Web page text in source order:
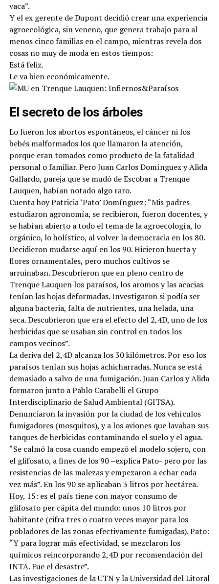
vaca”.
Y el ex gerente de Dupont decidió crear una experiencia
agroecológica, sin veneno, que genera trabajo para al
menos cinco familias en el campo, mientras revela dos
cosas no muy de moda en estos tiempos:
Está feliz.
Le va bien económicamente.
El secreto de los árboles
Lo fueron los abortos espontáneos, el cáncer ni los
bebés malformados los que llamaron la atención,
porque eran tomados como producto de la fatalidad
personal o familiar. Pero Juan Carlos Domínguez y Alida
Gallardo, pareja que se mudó de Escobar a Trenque
Lauquen, habían notado algo raro.
Cuenta hoy Patricia ‘Pato’ Domínguez: “Mis padres
estudiaron agronomía, se recibieron, fueron docentes, y
se habían abierto a todo el tema de la agroecología, lo
orgánico, lo holístico, al volver la democracia en los 80.
Decidieron mudarse aquí en los 90. Hicieron huerta y
flores ornamentales, pero muchos cultivos se
arruinaban. Descubrieron que en pleno centro de
Trenque Lauquen los paraísos, los aromos y las acacias
tenían las hojas deformadas. Investigaron si podía ser
alguna bacteria, falta de nutrientes, una helada, una
seca. Descubrieron que era el efecto del 2,4D, uno de los
herbicidas que se usaban sin control en todos los
campos vecinos”.
La deriva del 2,4D alcanza los 30 kilómetros. Por eso los
paraísos tenían sus hojas achicharradas. Nunca se está
demasiado a salvo de una fumigación. Juan Carlos y Alida
formaron junto a Pablo Carabelli el Grupo
Interdisciplinario de Salud Ambiental (GITSA).
Denunciaron la invasión por la ciudad de los vehículos
fumigadores (mosquitos), y a los aviones que lavaban sus
tanques de herbicidas contaminando el suelo y el agua.
“Se calmó la cosa cuando empezó el modelo sojero, con
el glifosato, a fines de los 90 –explica Pato- pero por las
resistencias de las malezas y empezaron a echar cada
vez más”. En los 90 se aplicaban 3 litros por hectárea.
Hoy, 15: es el país tiene con mayor consumo de
glifosato per cápita del mundo: unos 10 litros por
habitante (cifra tres o cuatro veces mayor para los
pobladores de las zonas efectivamente fumigadas). Pato:
“Y para lograr más efectividad, se mezclaron los
químicos reincorporando 2,4D por recomendación del
INTA. Fue el desastre”.
Las investigaciones de la UTN y la Universidad del Litoral